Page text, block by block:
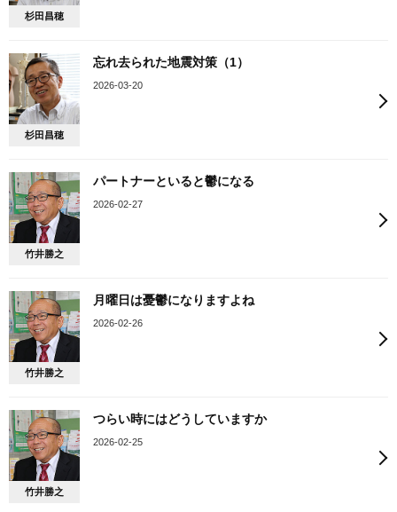
杉田昌穂
杉田昌穂
忘れ去られた地震対策（1）
2026-03-20
竹井勝之
パートナーといると鬱になる
2026-02-27
竹井勝之
月曜日は憂鬱になりますよね
2026-02-26
竹井勝之
つらい時にはどうしていますか
2026-02-25